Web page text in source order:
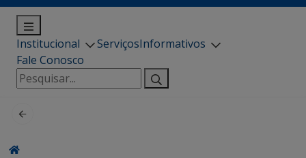
Institucional ServiçosInformativos
Fale Conosco
Pesquisar
por: